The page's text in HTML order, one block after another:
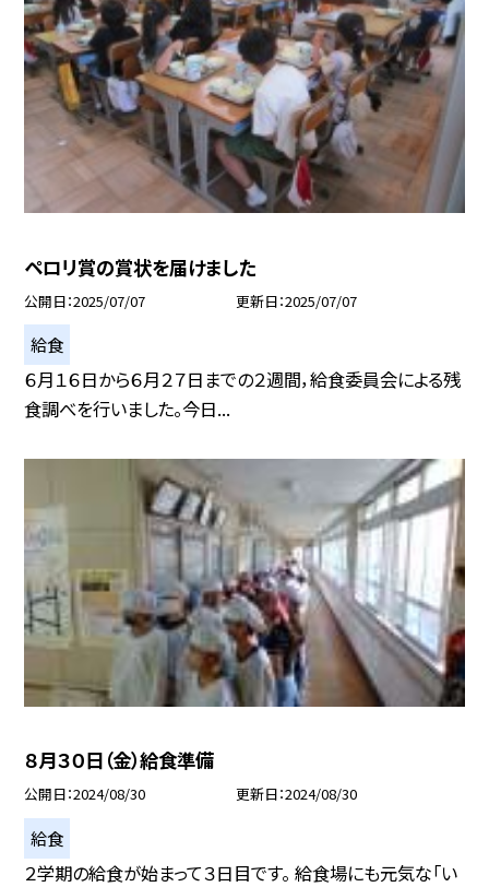
ペロリ賞の賞状を届けました
公開日 2025/07/07 更新日 2025/07/07
給食
６月１６日から６月２７日までの２週間，給食委員会による残
食調べを行いました。今日...
８月３０日（金）給食準備
公開日 2024/08/30 更新日 2024/08/30
給食
２学期の給食が始まって３日目です。 給食場にも元気な「い